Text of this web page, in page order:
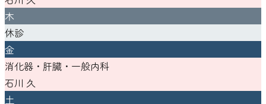
木
休診
金
消化器・肝臓・一般内科
石川 久
土